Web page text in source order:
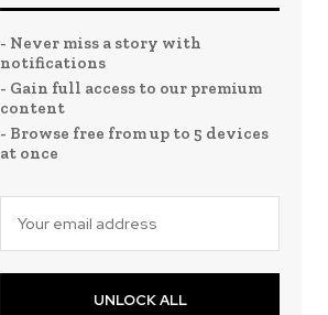
- Never miss a story with
notifications
- Gain full access to our premium
content
- Browse free from up to 5 devices
at once
UNLOCK ALL